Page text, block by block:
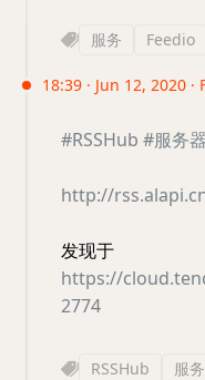
服务 Feedio
18:39 · Jun 12, 2020 ·
#RSSHub #服务器
http://
发现于
https://
2774
RSSHub 服